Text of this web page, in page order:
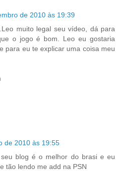
de 2010 às 19:39
muito legal seu vídeo, dá para
o jogo é bom. Leo eu gostaria
para eu te explicar uma coisa meu
de 2010 às 19:55
blog é o melhor do brasi e eu
tão lendo me add na PSN